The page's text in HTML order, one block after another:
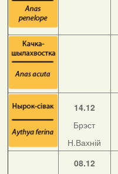
14.12
Брэст
Н.Вахній
08.12